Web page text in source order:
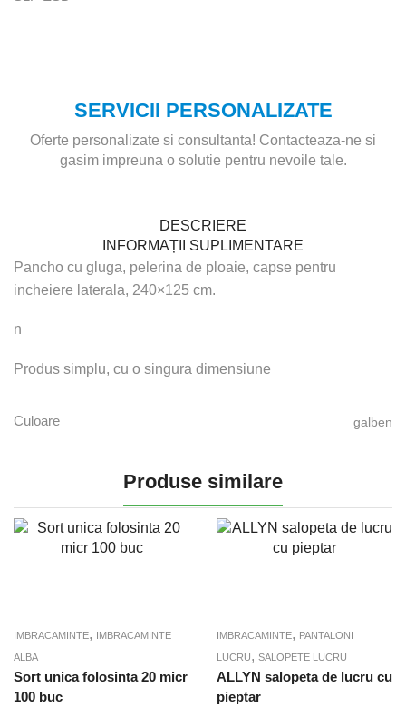
SERVICII PERSONALIZATE
Oferte personalizate si consultanta! Contacteaza-ne si
gasim impreuna o solutie pentru nevoile tale.
DESCRIERE
INFORMAȚII SUPLIMENTARE
Pancho cu gluga, pelerina de ploaie, capse pentru
incheiere laterala, 240×125 cm.
n
Produs simplu, cu o singura dimensiune
Culoare galben
Produse similare
IMBRACAMINTE, IMBRACAMINTE
ALBA
Sort unica folosinta 20 micr
100 buc
IMBRACAMINTE, PANTALONI
LUCRU, SALOPETE LUCRU
ALLYN salopeta de lucru cu
pieptar